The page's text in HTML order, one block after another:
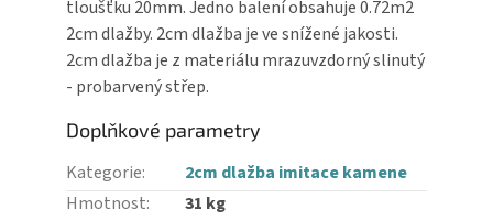
tloušťku 20mm. Jedno balení obsahuje 0.72m2
2cm dlažby. 2cm dlažba je ve snížené jakosti.
2cm dlažba je z materiálu mrazuvzdorný slinutý
- probarvený střep.
Doplňkové parametry
Kategorie:
2cm dlažba imitace kamene
Hmotnost:
31 kg